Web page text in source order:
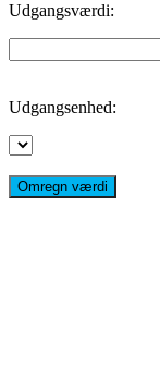
Udgangsværdi:
Udgangsenhed:
Omregn værdi